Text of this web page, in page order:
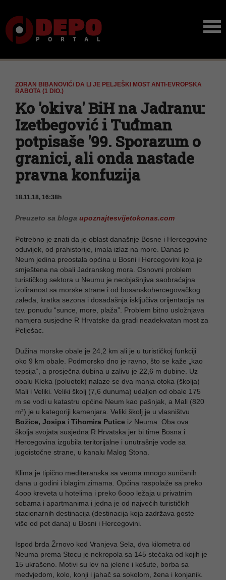
ZORAN BIBANOVIĆ/ DA LI JE PELJEŠKI MOST ANTI-EVROPSKA
RABOTA (1 DIO.)
Ko 'okiva' BiH na Jadranu:
Izetbegović i Tuđman
potpisaše '99. Sporazum o
granici, ali onda nastade
pravna konfuzija
18.11.18, 16:38h
Preuzeto sa bloga upoznajtesvijetokonas.com
Potrebno je znati da je oblast današnje Bosne i Hercegovine
oduvijek, od prahistorije, imala izlaz na more. Danas je
Neum jedina preostala općina u Bosni i Hercegovini koja je
smještena na obali Jadranskog mora. Osnovni problem
turističkog sektora u Neumu je neobjašnjiva saobraćajna
izoliranost sa morske strane i od bosanskohercegovačkog
zaleđa, kratka sezona i dosadašnja isključiva orijentacija na
tzv. ponudu “sunce, more, plaža”. Problem bitno usložnjava
namjera susjedne R Hrvatske da gradi neadekvatan most za
Pelješac.
Dužina morske obale je 24,2 km ali je u turističkoj funkciji
oko 9 km obale. Podmorsko dno je ravno, što se kaže „kao
tepsija“, a prosječna dubina u zalivu je 22,6 m dubine. Uz
obalu Kleka (poluotok) nalaze se dva manja otoka (školja)
Mali i Veliki. Veliki školj (7,6 dunuma) udaljen od obale 175
m se vodi u katastru općine Neum kao pašnjak, a Mali (820
m²) je u kategoriji kamenjara. Veliki školj je u vlasništvu
Božice, Josipa i Tihomira Putice iz Neuma. Oba ova
školja svojata susjedna R Hrvatska jer bi time Bosna i
Hercegovina izgubila teritorijalne i unutrašnje vode sa
jugoistočne strane, u kanalu Malog Stona.
Klima je tipično mediteranska sa veoma mnogo sunčanih
dana u godini i blagim zimama. Općina raspolaže sa preko
4ooo kreveta u hotelima i preko 6ooo ležaja u privatnim
sobama i apartmanima i jedna je od najvećih turističkih
stacionarnih destinacija (destinacija koja zadržava goste
više od pet dana) u Bosni i Hercegovini.
Ispod brda Žrnovo kod Vranjeva Sela, dva kilometra od
Neuma prema Stocu je nekropola sa 145 stećaka od kojih je
15 ukrašeno. Motivi su lov na jelene i košute, borba sa
medvjedom, kolo, konji i jahač sa sokolom, žena i konjanik.